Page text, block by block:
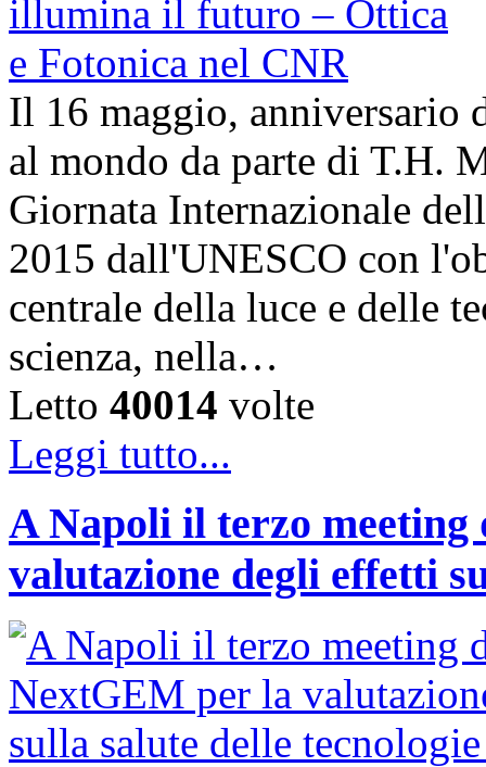
Il 16 maggio, anniversario
al mondo da parte di T.H.
Giornata Internazionale
2015 dall'UNESCO con
centrale della luce e delle
scienza, nella…
Letto 40014 volte
Leggi tutto...
A Napoli il terzo
valutazione degli effetti